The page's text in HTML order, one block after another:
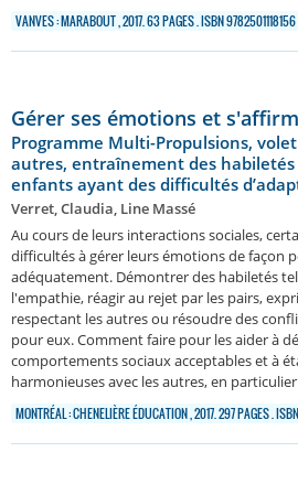
VANVES : MARABOUT , 2017. 63 PAGES . ISBN 9782501118156
Gérer ses émotions et
Programme Multi-Propulsions,
autres, entraînement des habiletés
enfants ayant des difficultés
Verret, Claudia, Line Massé
Au cours de leurs interactions sociales,
difficultés à gérer leurs émotions de façon
adéquatement. Démontrer des habiletés
l'empathie, réagir au rejet par les pairs,
respectant les autres ou résoudre des
pour eux. Comment faire pour les aider à
comportements sociaux acceptables et à
harmonieuses avec les autres, en
MONTRÉAL : CHENELIÈRE ÉDUCATION , 2017. 297 PAGES .